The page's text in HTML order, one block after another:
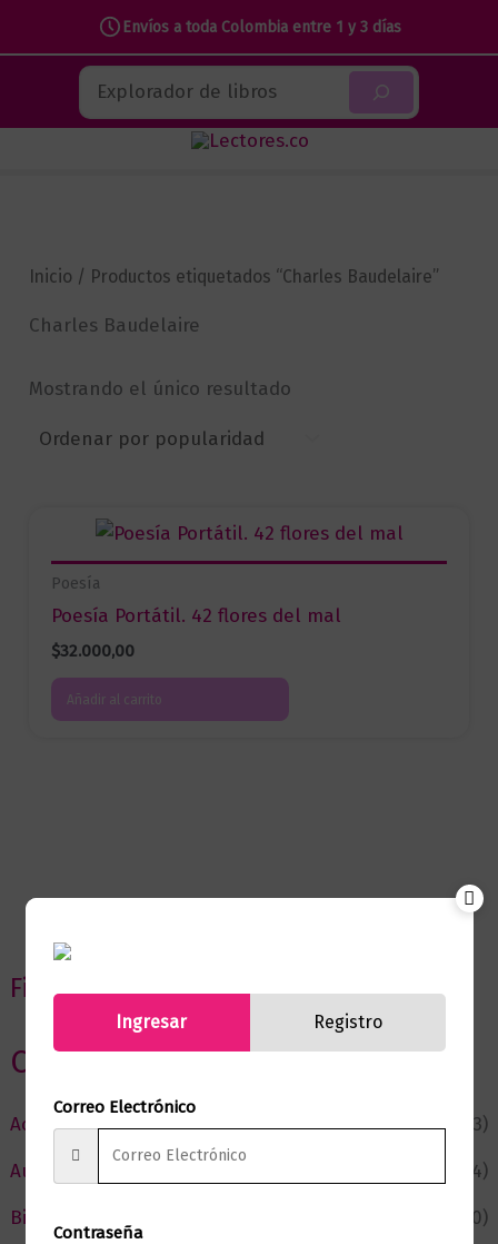
Envíos a toda Colombia entre 1 y 3 días
contenido
Buscar
Filtrar por precio
Categorias
Actualidad
(53)
Autor del Mes
(4)
Bienestar
(230)
Inicio / Productos etiquetados “Charles Baudelaire”
Charles Baudelaire
Mostrando el único resultado
Poesía
Poesía Portátil. 42 flores del mal
$32.000,00
Añadir al carrito
Ingresar Registro
Correo Electrónico
Contraseña